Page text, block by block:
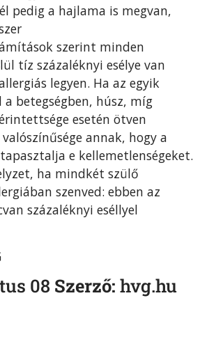
pedig a hajlama is megvan,
szerint minden
tíz százaléknyi esélye van
legyen. Ha az egyik
a betegségben, húsz, míg
esetén ötven
annak, hogy a
e kellemetlenségeket.
ha mindkét szülő
szenved: ebben az
százaléknyi eséllyel
08 Szerző: hvg.hu